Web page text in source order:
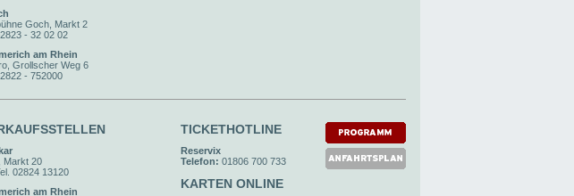
Goch, Markt 2
- 32 02 02
am Rhein
Grollscher Weg 6
- 752000
Markt 20
02824 13120
am Rhein
TICKETHOTLINE
Reservix
Telefon: 01806 700 733
KARTEN ONLINE